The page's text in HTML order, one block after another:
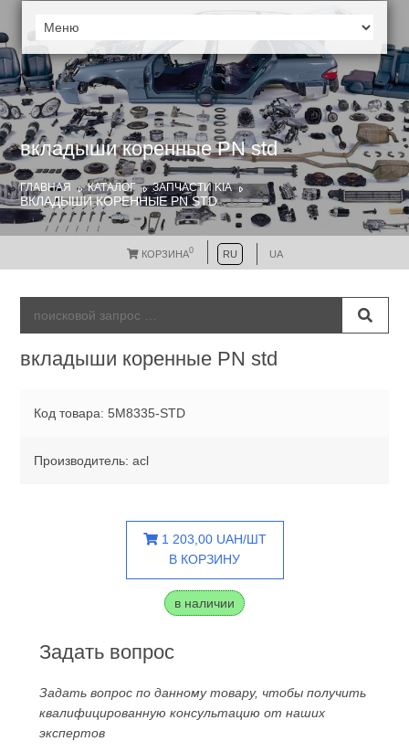
вкладыши коренные PN std
ГЛАВНАЯ КАТАЛОГ ЗАПЧАСТИ KIA
ВКЛАДЫШИ КОРЕННЫЕ PN STD
КОРЗИНА0 RU UA
вкладыши коренные PN std
Код товара: 5M8335-STD
Производитель: acl
1 203,00 UAH/ШТ
В КОРЗИНУ
в наличии
Задать вопрос
Задать вопрос по данному товару, чтобы получить
квалифицированную консультацию от наших
экспертов